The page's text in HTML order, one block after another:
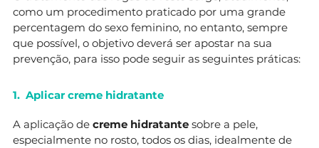
como um procedimento praticado por uma grande
percentagem do sexo feminino, no entanto, sempre
que possível, o objetivo deverá ser apostar na sua
prevenção, para isso pode seguir as seguintes práticas:
1. Aplicar creme hidratante
A aplicação de creme hidratante sobre a pele,
especialmente no rosto, todos os dias, idealmente de